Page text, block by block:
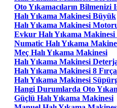
Oto Yıkamacıların Bilmenizi
Halı Yıkama Makinesi Büyük
Halı Yıkama Makinesi
Evkur Halı Yıkama Makinesi
Numatic Halı Yıkama
Meç Halı Yıkama Makinesi
Halı Yıkama Makinesi
Halı Yıkama Makinesi 8
Halı Yıkama Makinesi
Hangi Durumlarda Oto
Güçlü Halı Yıkama Makinesi